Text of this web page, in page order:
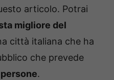
articolo. Potrai
migliore del
città italiana che ha
che prevede
.